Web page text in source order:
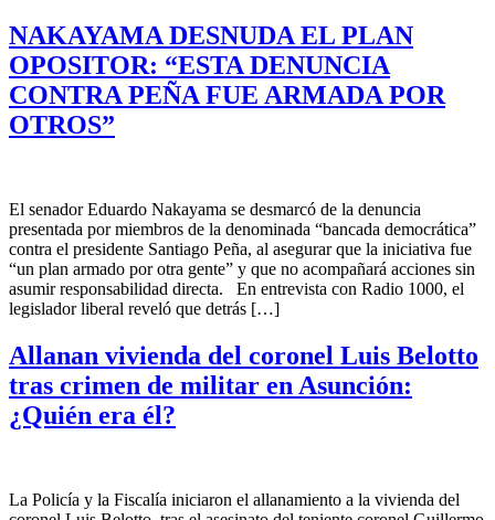
NAKAYAMA DESNUDA EL PLAN
OPOSITOR: “ESTA DENUNCIA
CONTRA PEÑA FUE ARMADA POR
OTROS”
El senador Eduardo Nakayama se desmarcó de la denuncia
presentada por miembros de la denominada “bancada democrática”
contra el presidente Santiago Peña, al asegurar que la iniciativa fue
“un plan armado por otra gente” y que no acompañará acciones sin
asumir responsabilidad directa. En entrevista con Radio 1000, el
legislador liberal reveló que detrás […]
Allanan vivienda del coronel Luis Belotto
tras crimen de militar en Asunción:
¿Quién era él?
La Policía y la Fiscalía iniciaron el allanamiento a la vivienda del